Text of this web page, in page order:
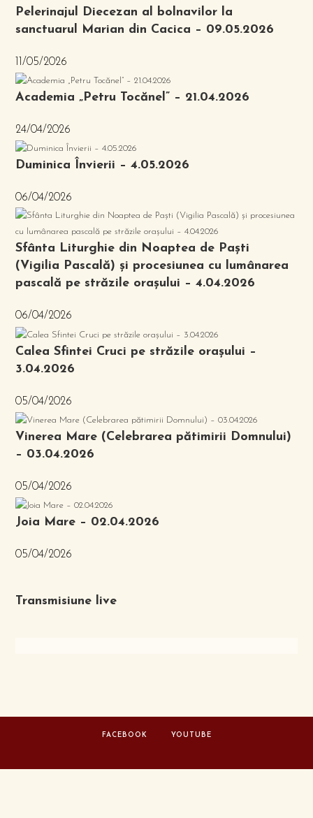
Pelerinajul Diecezan al bolnavilor la
sanctuarul Marian din Cacica – 09.05.2026
11/05/2026
Academia „Petru Tocănel” – 21.04.2026
24/04/2026
Duminica Învierii – 4.05.2026
06/04/2026
Sfânta Liturghie din Noaptea de Paști
(Vigilia Pascală) și procesiunea cu lumânarea
pascală pe străzile orașului – 4.04.2026
06/04/2026
Calea Sfintei Cruci pe străzile orașului –
3.04.2026
05/04/2026
Vinerea Mare (Celebrarea pătimirii Domnului)
– 03.04.2026
05/04/2026
Joia Mare – 02.04.2026
05/04/2026
Transmisiune live
FACEBOOK YOUTUBE